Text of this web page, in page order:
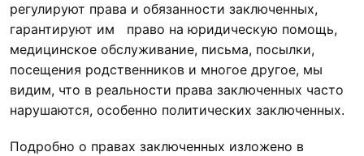
регулируют права и обязанности заключенных,
гарантируют им право на юридическую помощь,
медицинское обслуживание, письма, посылки,
посещения родственников и многое другое, мы
видим, что в реальности права заключенных часто
нарушаются, особенно политических заключенных.
Подробно о правах заключенных изложено в